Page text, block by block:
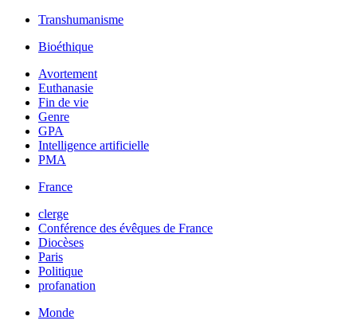
Transhumanisme
Bioéthique
Avortement
Euthanasie
Fin de vie
Genre
GPA
Intelligence artificielle
PMA
France
clerge
Conférence des évêques de France
Diocèses
Paris
Politique
profanation
Monde